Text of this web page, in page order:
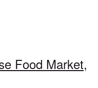
Food Market,